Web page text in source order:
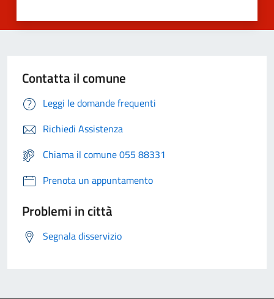
Contatta il comune
Leggi le domande frequenti
Richiedi Assistenza
Chiama il comune 055 88331
Prenota un appuntamento
Problemi in città
Segnala disservizio